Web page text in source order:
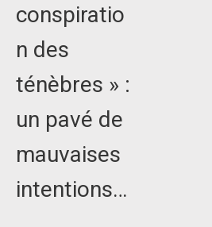
conspiratio
n des
ténèbres » :
un pavé de
mauvaises
intentions…